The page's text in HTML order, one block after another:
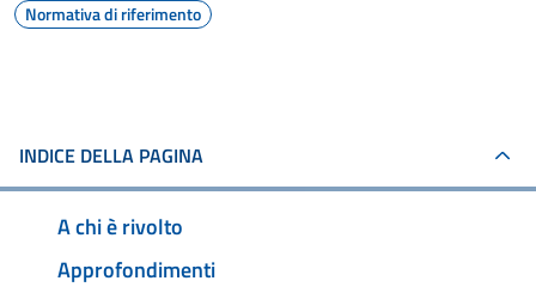
Normativa di riferimento
INDICE DELLA PAGINA
A chi è rivolto
Approfondimenti